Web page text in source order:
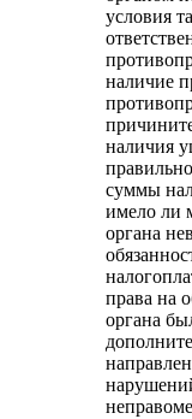
условия
наличие
наличия
суммы
имело ли
органа
права на
органа